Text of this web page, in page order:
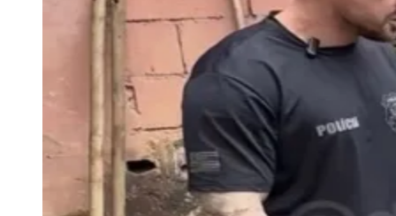
Guia de Empresas
Divulgar VagasNovo
Publicidade Legal
Negócios Regionais
Segurança Regional
Hospitais Estaduais
Parques & Represas
Cidades da Região
Santana de Parnaíba
OsascoCarapicuíba Jandira
Araçariguama CajamarCaieirasFranco da
Francisco Morato Taboão da SerraEmbu das ArtesSão Roque